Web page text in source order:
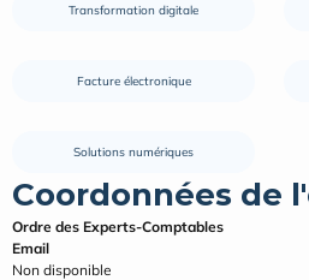
Transformation digitale
Facture électronique
Solutions numériques
Coordonnées de
Ordre des Experts-Comptables
Email
Non disponible